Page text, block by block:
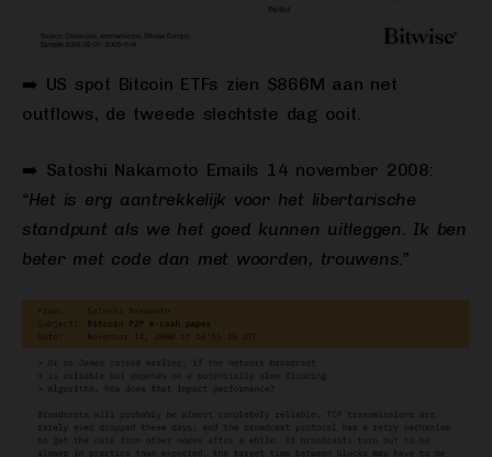
➡️ US spot Bitcoin ETFs zien $866M aan net
outflows, de tweede slechtste dag ooit.
➡️ Satoshi Nakamoto Emails 14 november 2008:
“Het is erg aantrekkelijk voor het libertarische
standpunt als we het goed kunnen uitleggen. Ik ben
beter met code dan met woorden, trouwens.”